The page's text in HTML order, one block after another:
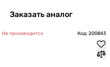
Заказать аналог
Не производится Код: 200843